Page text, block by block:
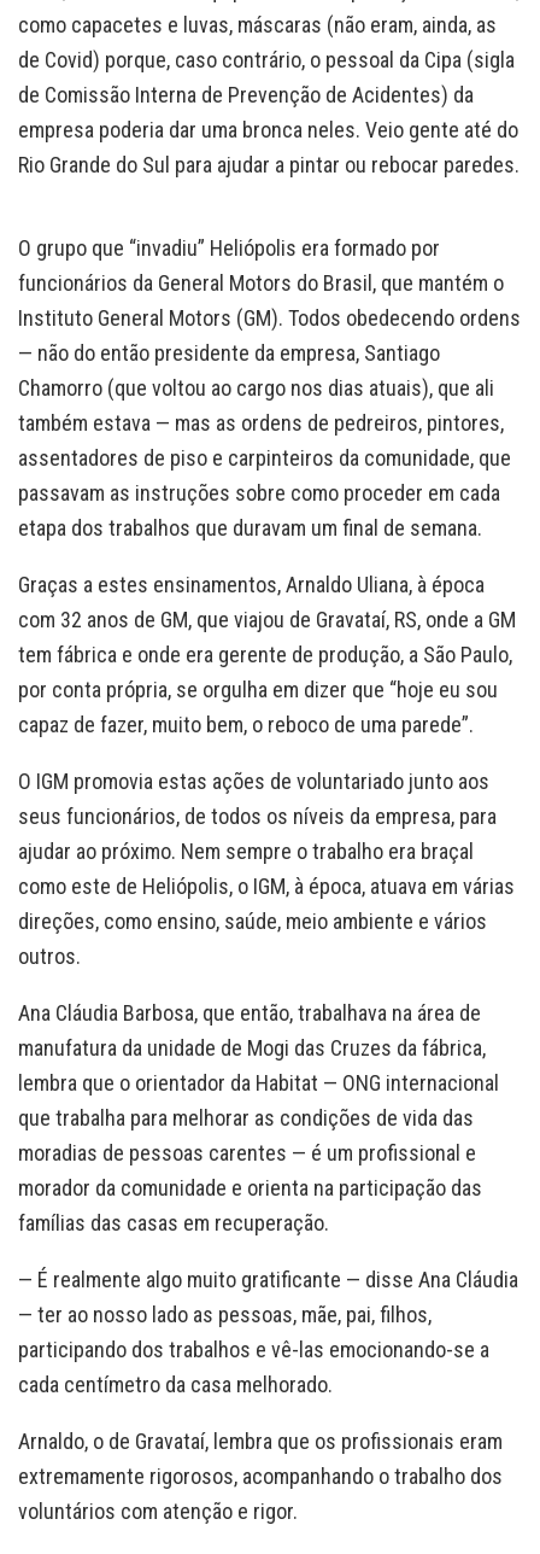
como capacetes e luvas, máscaras (não eram, ainda, as
de Covid) porque, caso contrário, o pessoal da Cipa (sigla
de Comissão Interna de Prevenção de Acidentes) da
empresa poderia dar uma bronca neles. Veio gente até do
Rio Grande do Sul para ajudar a pintar ou rebocar paredes.
O grupo que “invadiu” Heliópolis era formado por
funcionários da General Motors do Brasil, que mantém o
Instituto General Motors (GM). Todos obedecendo ordens
— não do então presidente da empresa, Santiago
Chamorro (que voltou ao cargo nos dias atuais), que ali
também estava — mas as ordens de pedreiros, pintores,
assentadores de piso e carpinteiros da comunidade, que
passavam as instruções sobre como proceder em cada
etapa dos trabalhos que duravam um final de semana.
Graças a estes ensinamentos, Arnaldo Uliana, à época
com 32 anos de GM, que viajou de Gravataí, RS, onde a GM
tem fábrica e onde era gerente de produção, a São Paulo,
por conta própria, se orgulha em dizer que “hoje eu sou
capaz de fazer, muito bem, o reboco de uma parede”.
O IGM promovia estas ações de voluntariado junto aos
seus funcionários, de todos os níveis da empresa, para
ajudar ao próximo. Nem sempre o trabalho era braçal
como este de Heliópolis, o IGM, à época, atuava em várias
direções, como ensino, saúde, meio ambiente e vários
outros.
Ana Cláudia Barbosa, que então, trabalhava na área de
manufatura da unidade de Mogi das Cruzes da fábrica,
lembra que o orientador da Habitat — ONG internacional
que trabalha para melhorar as condições de vida das
moradias de pessoas carentes — é um profissional e
morador da comunidade e orienta na participação das
famílias das casas em recuperação.
— É realmente algo muito gratificante — disse Ana Cláudia
— ter ao nosso lado as pessoas, mãe, pai, filhos,
participando dos trabalhos e vê-las emocionando-se a
cada centímetro da casa melhorado.
Arnaldo, o de Gravataí, lembra que os profissionais eram
extremamente rigorosos, acompanhando o trabalho dos
voluntários com atenção e rigor.